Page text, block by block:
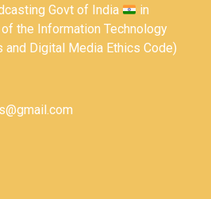
Govt of India
in
the Information Technology
and Digital Media Ethics Code)